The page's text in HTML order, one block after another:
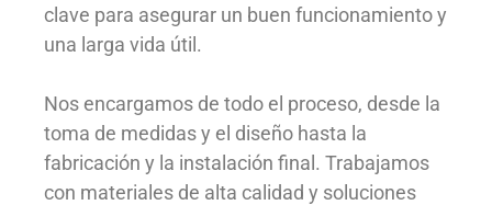
clave para asegurar un buen funcionamiento y
una larga vida útil.
Nos encargamos de todo el proceso, desde la
toma de medidas y el diseño hasta la
fabricación y la instalación final. Trabajamos
con materiales de alta calidad y soluciones